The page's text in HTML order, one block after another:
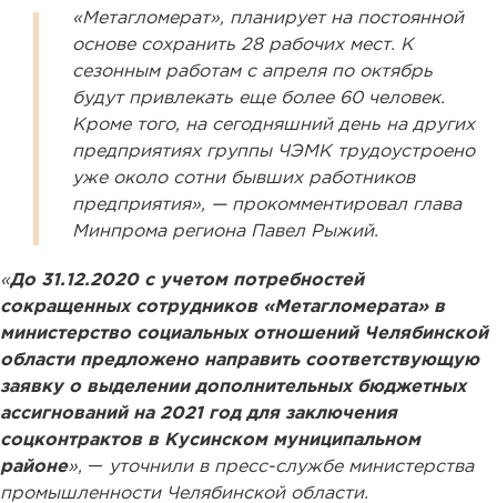
«Метагломерат», планирует на постоянной
основе сохранить 28 рабочих мест. К
сезонным работам с апреля по октябрь
будут привлекать еще более 60 человек.
Кроме того, на сегодняшний день на других
предприятиях группы ЧЭМК трудоустроено
уже около сотни бывших работников
предприятия», — прокомментировал глава
Минпрома региона Павел Рыжий.
«До 31.12.2020 с учетом потребностей
сокращенных сотрудников «Метагломерата» в
министерство социальных отношений Челябинской
области предложено направить соответствующую
заявку о выделении дополнительных бюджетных
ассигнований на 2021 год для заключения
соцконтрактов в Кусинском муниципальном
районе», — уточнили в пресс-службе министерства
промышленности Челябинской области.